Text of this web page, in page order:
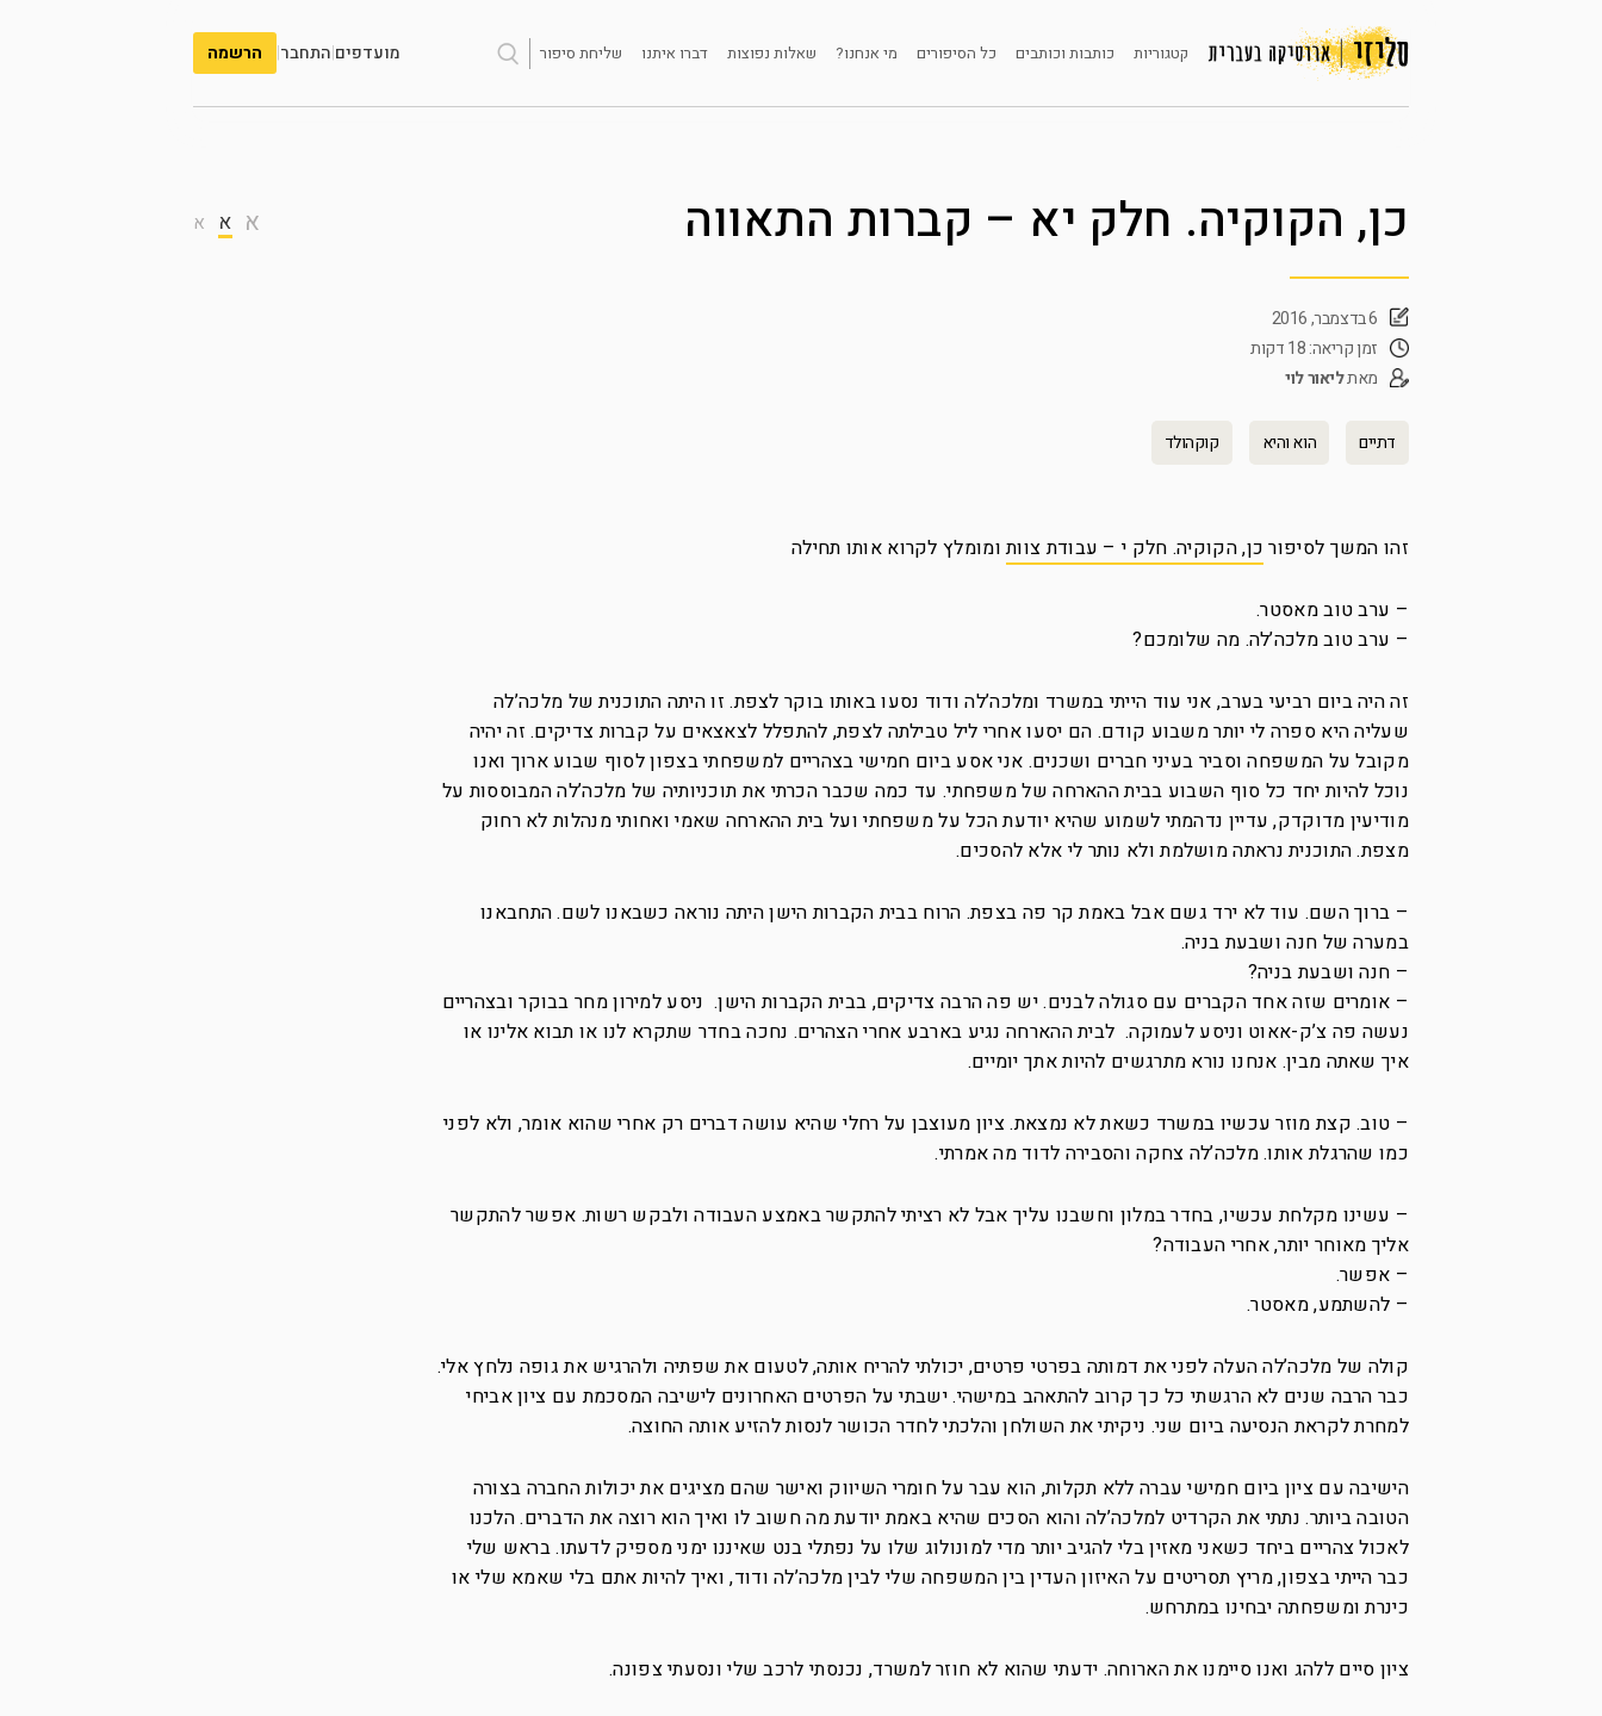
קטגוריות כותבות וכותבים כל הסיפורים מי אנחנו? שאלות נפוצות דברו איתנו שליחת סיפור מועדפים|התחבר| הרשמה
כן, הקוקיה. חלק יא – קברות התאווה א א א
6 בדצמבר, 2016
זמן קריאה: 18 דקות
מאתליאור לוי
דתיים הוא והיא קוקהולד
זהו המשך לסיפור כן, הקוקיה. חלק י – עבודת צוותומומלץ לקרוא אותו תחילה
– ערב טוב מאסטר.
– ערב טוב מלכה’לה. מה שלומכם?
זה היה ביום רביעי בערב, אני עוד הייתי במשרד ומלכה’לה ודוד נסעו באותו בוקר לצפת. זו היתה התוכנית של מלכה’לה
שעליה היא ספרה לי יותר משבוע קודם. הם יסעו אחרי ליל טבילתה לצפת, להתפלל לצאצאים על קברות צדיקים. זה יהיה
מקובל על המשפחה וסביר בעיני חברים ושכנים. אני אסע ביום חמישי בצהריים למשפחתי בצפון לסוף שבוע ארוך ואנו
נוכל להיות יחד כל סוף השבוע בבית ההארחה של משפחתי. עד כמה שכבר הכרתי את תוכניותיה של מלכה’לה המבוססות על
מודיעין מדוקדק, עדיין נדהמתי לשמוע שהיא יודעת הכל על משפחתי ועל בית ההארחה שאמי ואחותי מנהלות לא רחוק
מצפת. התוכנית נראתה מושלמת ולא נותר לי אלא להסכים.
– ברוך השם. עוד לא ירד גשם אבל באמת קר פה בצפת. הרוח בבית הקברות הישן היתה נוראה כשבאנו לשם. התחבאנו
במערה של חנה ושבעת בניה.
– חנה ושבעת בניה?
– אומרים שזה אחד הקברים עם סגולה לבנים. יש פה הרבה צדיקים, בבית הקברות הישן. ניסע למירון מחר בבוקר ובצהריים
נעשה פה צ’ק-אאוט וניסע לעמוקה. לבית ההארחה נגיע בארבע אחרי הצהרים. נחכה בחדר שתקרא לנו או תבוא אלינו או
איך שאתה מבין. אנחנו נורא מתרגשים להיות אתך יומיים.
– טוב. קצת מוזר עכשיו במשרד כשאת לא נמצאת. ציון מעוצבן על רחלי שהיא עושה דברים רק אחרי שהוא אומר, ולא לפני
כמו שהרגלת אותו. מלכה’לה צחקה והסבירה לדוד מה אמרתי.
– עשינו מקלחת עכשיו, בחדר במלון וחשבנו עליך אבל לא רציתי להתקשר באמצע העבודה ולבקש רשות. אפשר להתקשר
אליך מאוחר יותר, אחרי העבודה?
– אפשר.
– להשתמע, מאסטר.
קולה של מלכה’לה העלה לפני את דמותה בפרטי פרטים, יכולתי להריח אותה, לטעום את שפתיה ולהרגיש את גופה נלחץ אלי.
כבר הרבה שנים לא הרגשתי כל כך קרוב להתאהב במישהי. ישבתי על הפרטים האחרונים לישיבה המסכמת עם ציון אביחי
למחרת לקראת הנסיעה ביום שני. ניקיתי את השולחן והלכתי לחדר הכושר לנסות להזיע אותה החוצה.
הישיבה עם ציון ביום חמישי עברה ללא תקלות, הוא עבר על חומרי השיווק ואישר שהם מציגים את יכולות החברה בצורה
הטובה ביותר. נתתי את הקרדיט למלכה’לה והוא הסכים שהיא באמת יודעת מה חשוב לו ואיך הוא רוצה את הדברים. הלכנו
לאכול צהריים ביחד כשאני מאזין בלי להגיב יותר מדי למונולוג שלו על נפתלי בנט שאיננו ימני מספיק לדעתו. בראש שלי
כבר הייתי בצפון, מריץ תסריטים על האיזון העדין בין המשפחה שלי לבין מלכה’לה ודוד, ואיך להיות אתם בלי שאמא שלי או
כינרת ומשפחתה יבחינו במתרחש.
ציון סיים ללהג ואנו סיימנו את הארוחה. ידעתי שהוא לא חוזר למשרד, נכנסתי לרכב שלי ונסעתי צפונה.